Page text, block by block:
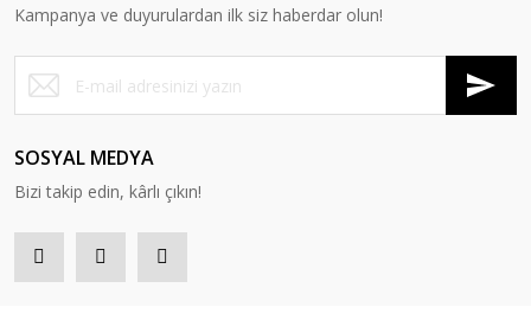
Kampanya ve duyurulardan ilk siz haberdar olun!
SOSYAL MEDYA
Bizi takip edin, kârlı çıkın!